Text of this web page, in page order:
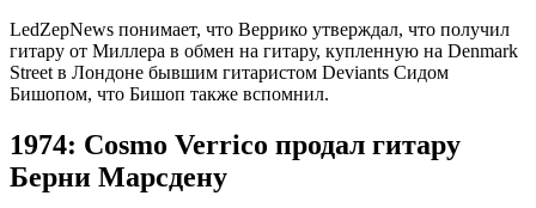
LedZepNews понимает, что Веррико утверждал, что получил
гитару от Миллера в обмен на гитару, купленную на Denmark
Street в Лондоне бывшим гитаристом Deviants Сидом
Бишопом, что Бишоп также вспомнил.
1974: Cosmo Verrico продал гитару
Берни Марсдену